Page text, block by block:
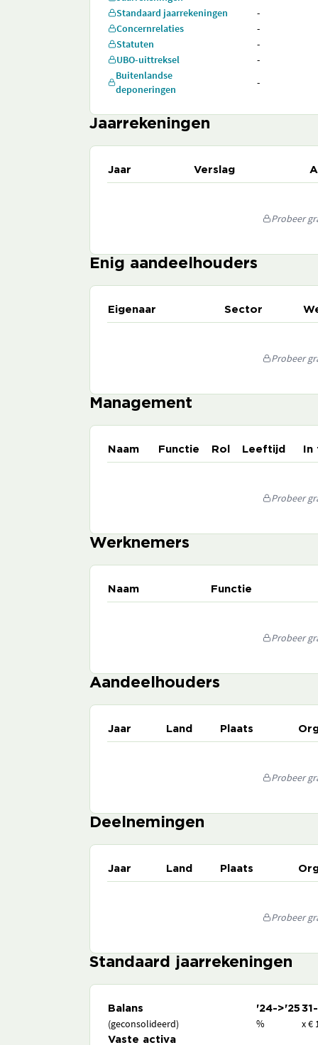
Standaard jaarrekeningen
-
Concernrelaties
-
Statuten
-
UBO-uittreksel
-
Buitenlandse
deponeringen
-
Jaarrekeningen
Jaar Verslag
Probeer
Enig aandeelhouders
Eigenaar Sector
Probeer
Management
Naam Functie Rol Leeftijd
Probeer
Werknemers
Naam Functie
Probeer
Aandeelhouders
Jaar Land Plaats
Probeer
Deelnemingen
Jaar Land Plaats
Probeer
Standaard jaarrekeningen
Balans '24->'25
(geconsolideerd) % x €
Vaste activa